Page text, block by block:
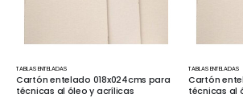
018x024cms para
al óleo y acrílicas
Cartón entelado
técnicas al óleo y